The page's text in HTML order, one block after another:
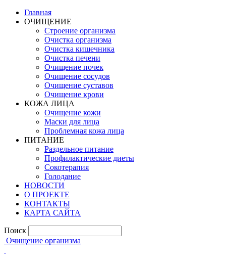
Главная
ОЧИЩЕНИЕ
Строение организма
Очистка организма
Очистка кишечника
Очистка печени
Очищение почек
Очищение сосудов
Очищение суставов
Очищение крови
КОЖА ЛИЦА
Очищение кожи
Маски для лица
Проблемная кожа лица
ПИТАНИЕ
Раздельное питание
Профилактические диеты
Сокотерапия
Голодание
НОВОСТИ
О ПРОЕКТЕ
КОНТАКТЫ
КАРТА САЙТА
Поиск
Очищение организма